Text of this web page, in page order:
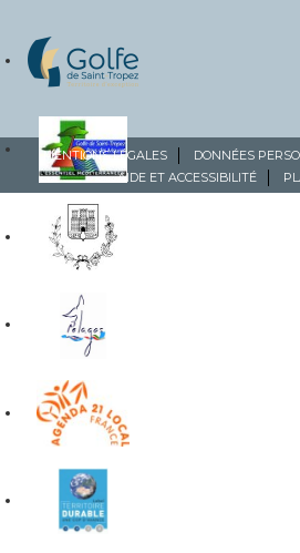
MENTIONS LÉGALES DONNÉES
AIDE ET ACCESSIBILITÉ